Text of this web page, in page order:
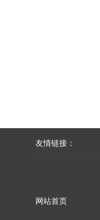
友情链接：
网站首页